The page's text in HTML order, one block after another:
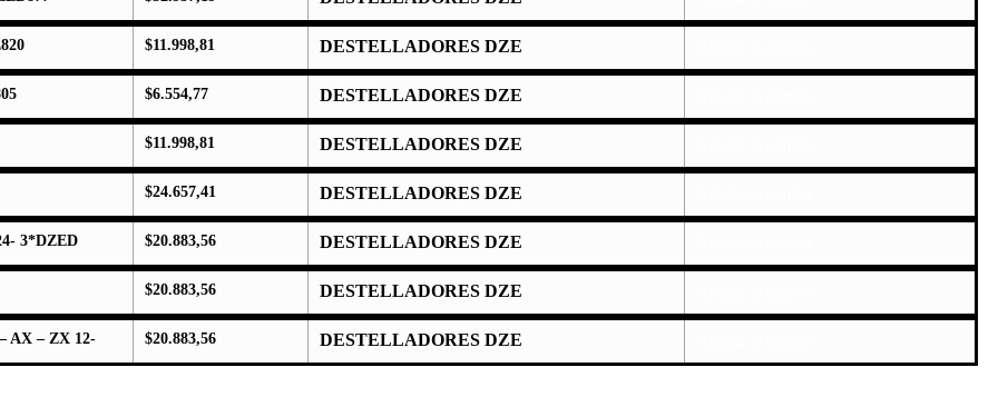
$11.998,81 DESTELLADORES DZE
$6.554,77 DESTELLADORES DZE
$11.998,81 DESTELLADORES DZE
$24.657,41 DESTELLADORES DZE
3*DZED $20.883,56 DESTELLADORES DZE
$20.883,56 DESTELLADORES DZE
AX – ZX 12- $20.883,56 DESTELLADORES DZE